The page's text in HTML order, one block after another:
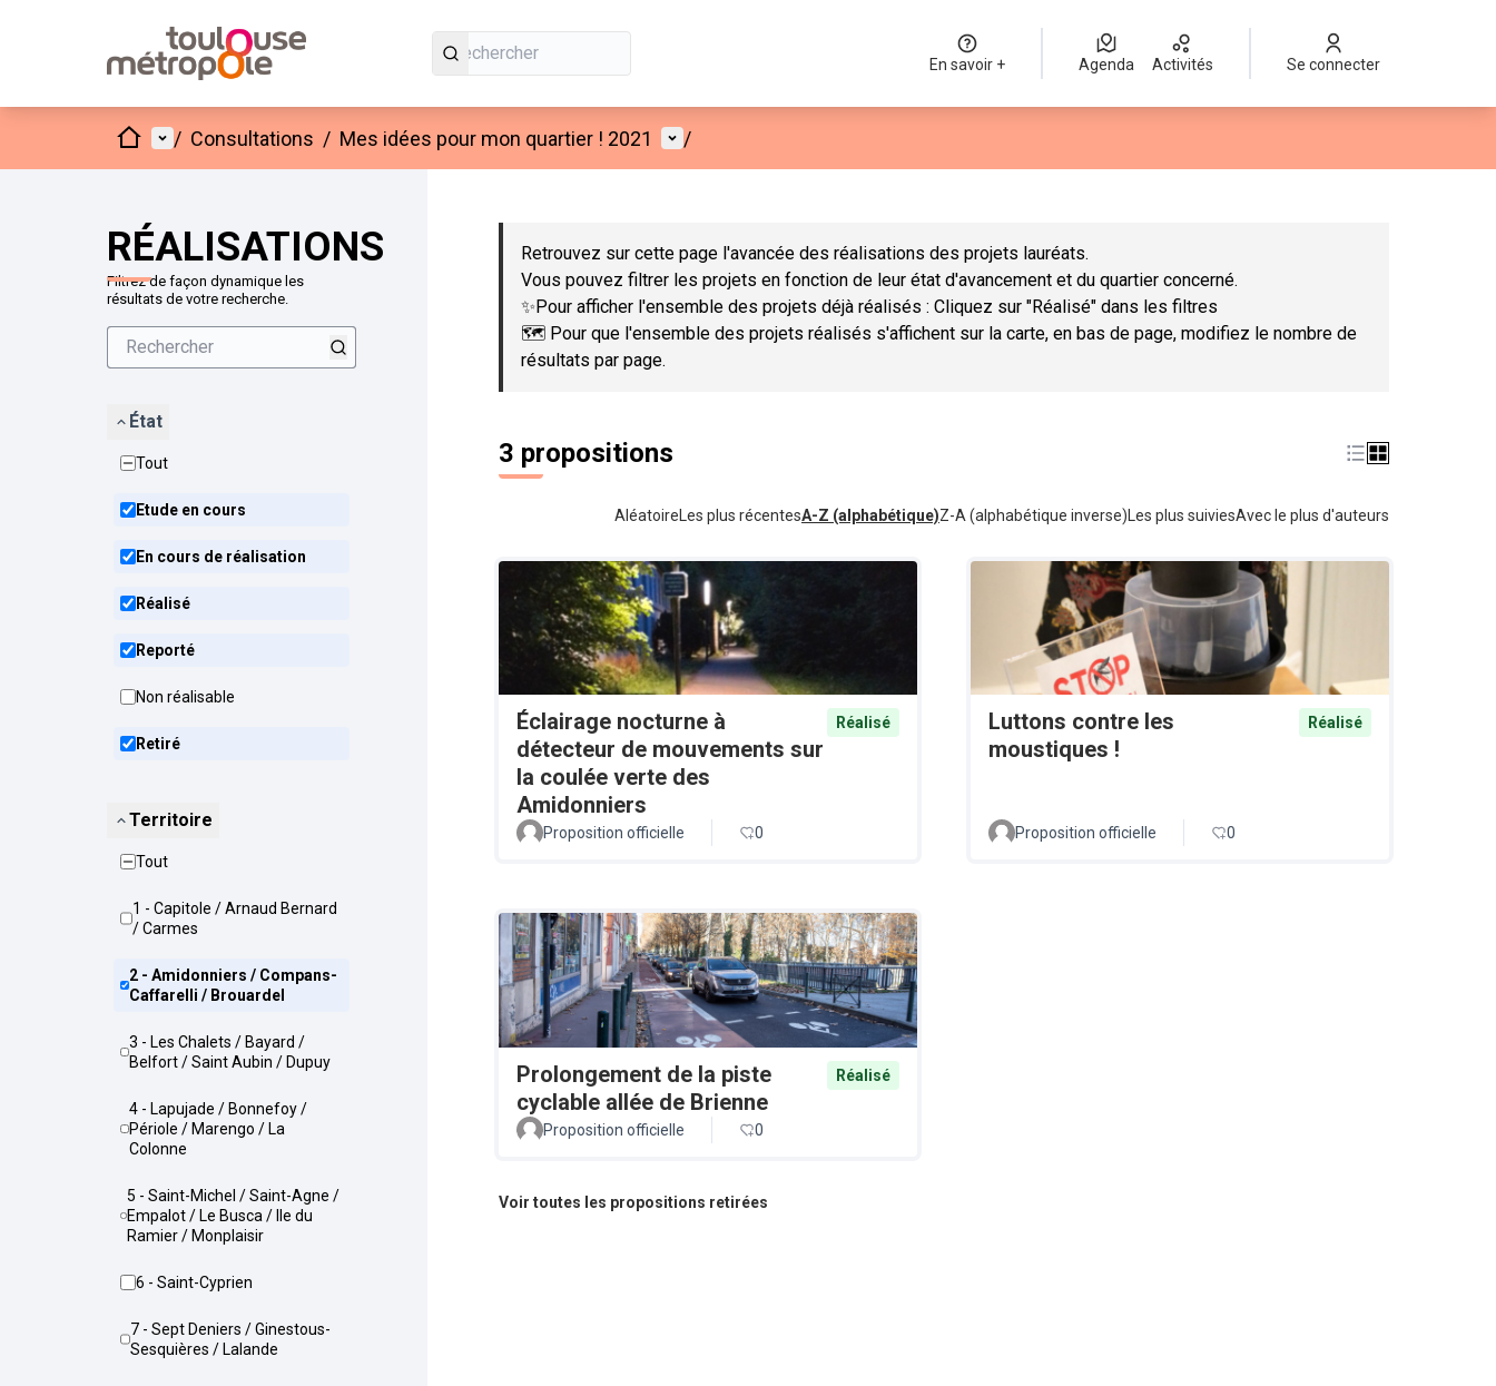
En savoir + Agenda Activités Se connecter
AccueilMenu principal
/ Consultations / Mes idées pour mon quartier ! 2021 Menu utilisateur
/
RÉALISATIONS
Filtrez de façon dynamique les
résultats de votre recherche.
État
Tout
Etude en cours
En cours de réalisation
Réalisé
Reporté
Non réalisable
Retiré
Territoire
Tout
1 - Capitole / Arnaud Bernard
/ Carmes
2 - Amidonniers / Compans-
Caffarelli / Brouardel
3 - Les Chalets / Bayard /
Belfort / Saint Aubin / Dupuy
4 - Lapujade / Bonnefoy /
Périole / Marengo / La
Colonne
5 - Saint-Michel / Saint-Agne /
Empalot / Le Busca / Ile du
Ramier / Monplaisir
6 - Saint-Cyprien
7 - Sept Deniers / Ginestous-
Sesquières / Lalande
Passer la carte
Retrouvez sur cette page l'avancée des réalisations des projets lauréats.
Vous pouvez filtrer les projets en fonction de leur état d'avancement et du quartier concerné.
✨Pour afficher l'ensemble des projets déjà réalisés : Cliquez sur "Réalisé" dans les filtres
🗺️ Pour que l'ensemble des projets réalisés s'affichent sur la carte, en bas de page, modifiez le nombre de
résultats par page.
3 propositions
Aléatoire Les plus récentesA-Z (alphabétique)Z-A (alphabétique inverse) Les plus suiviesAvec le plus d'auteurs
Éclairage nocturne à
détecteur de mouvements sur
la coulée verte des
Amidonniers
Réalisé
Proposition officielle 0
Luttons contre les
moustiques !
Réalisé
Proposition officielle 0
Prolongement de la piste
cyclable allée de Brienne
Réalisé
Proposition officielle 0
Voir toutes les propositions retirées